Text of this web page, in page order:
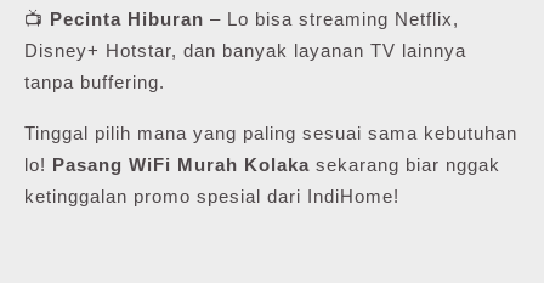
📺 Pecinta Hiburan – Lo bisa streaming Netflix,
Disney+ Hotstar, dan banyak layanan TV lainnya
tanpa buffering.
Tinggal pilih mana yang paling sesuai sama kebutuhan
lo! Pasang WiFi Murah Kolaka sekarang biar nggak
ketinggalan promo spesial dari IndiHome!